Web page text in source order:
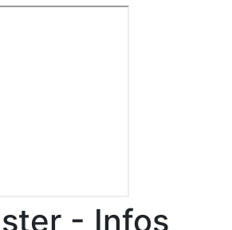
- Infos